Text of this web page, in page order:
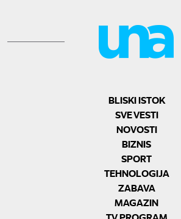
BLISKI ISTOK
SVE VESTI
NOVOSTI
BIZNIS
SPORT
TEHNOLOGIJA
ZABAVA
MAGAZIN